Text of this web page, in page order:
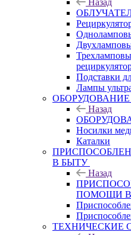
Подставки
Лампы
Назад
Носилки
Каталки
В БЫТУ
Назад
ПОМОЩИ В
ТЕХНИЧЕСКИЕ